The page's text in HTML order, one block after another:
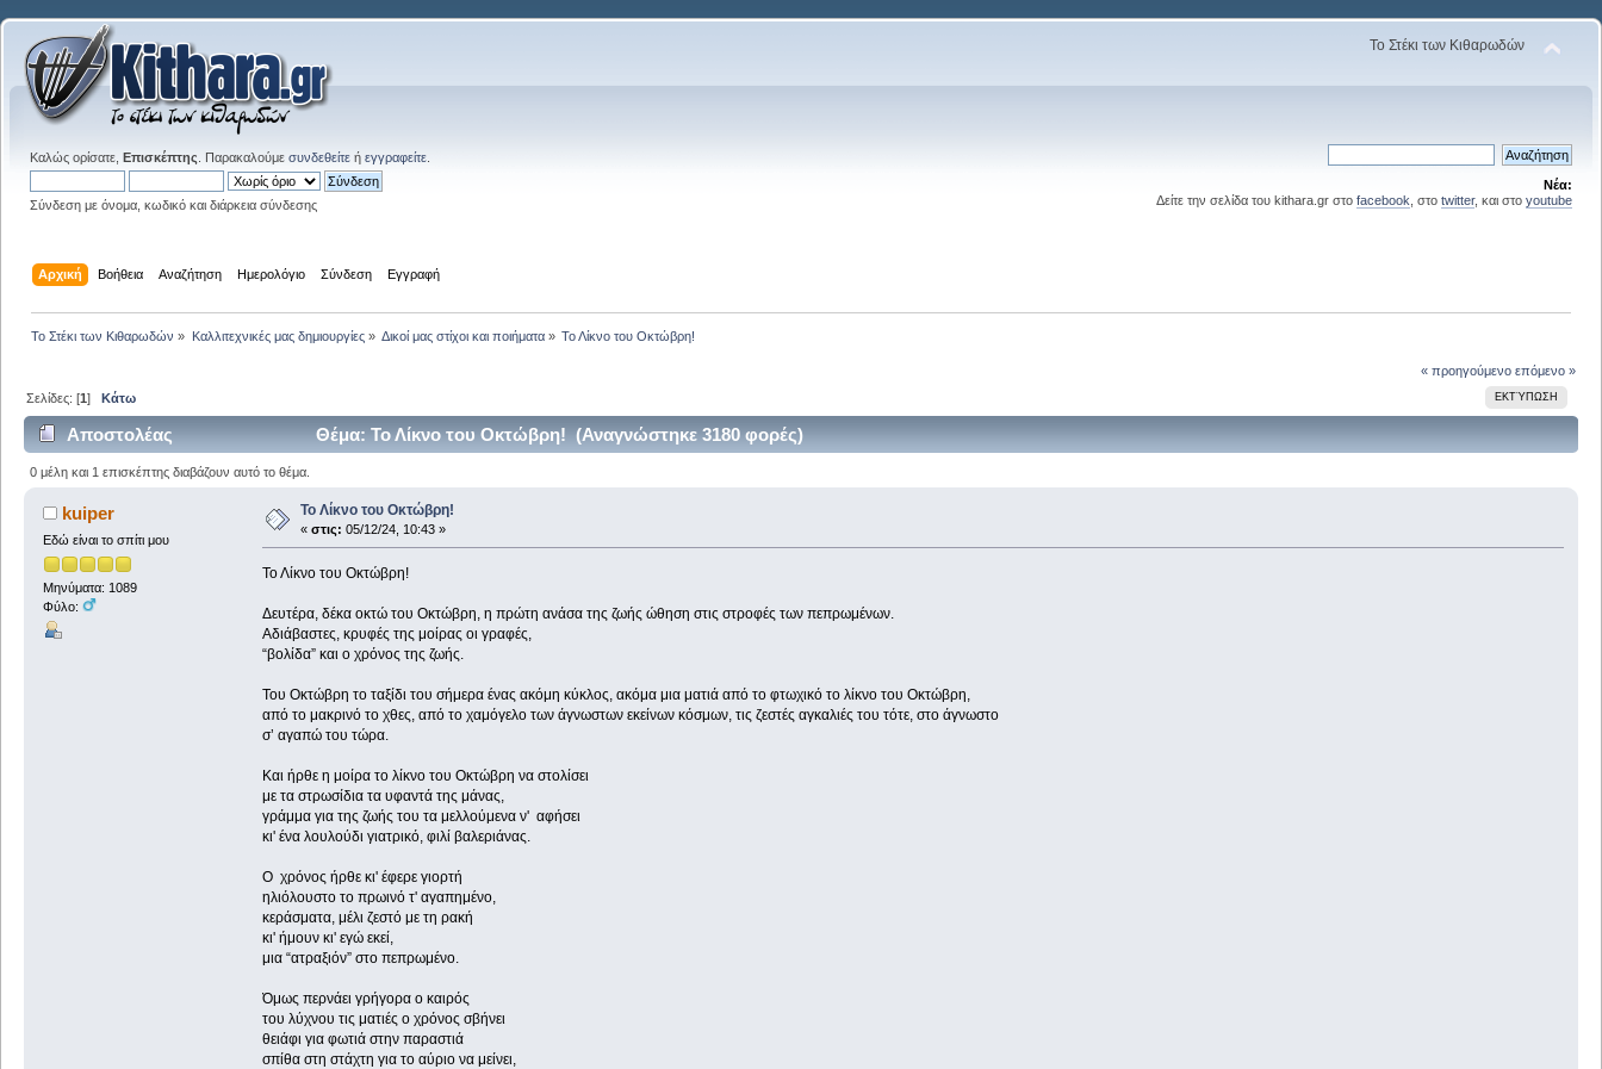
Το Στέκι των Κιθαρωδών
Καλώς ορίσατε, Επισκέπτης . Παρακαλούμε συνδεθείτε ή εγγραφείτε
Σύνδεση με όνομα, κωδικό και διάρκεια σύνδεσης
Νέα:
Δείτε την σελίδα του kithara.gr στο facebook , στο twitter, και στο youtube
Αρχική Βοήθεια Αναζήτηση Ημερολόγιο Σύνδεση Εγγραφή
Το Στέκι των Κιθαρωδών » Καλλιτεχνικές μας δημιουργίες» Δικοί μας στίχοι και ποιήματα» Το Λίκνο του Οκτώβρη!
« προηγούμενο επόμενο »
ΕΚΤΎΠΩΣΗ
Σελίδες: [1]Κάτω
Αποστολέας Θέμα: Το Λίκνο του Οκτώβρη! (Αναγνώστηκε 3180 φορές)
0 μέλη και 1 επισκέπτης διαβάζουν αυτό το θέμα.
kuiper
Εδώ είναι το σπίτι μου
Μηνύματα: 1089
Φύλο:
Το Λίκνο του Οκτώβρη!
« στις: 05/12/24, 10:43 »
Το Λίκνο του Οκτώβρη!
Δευτέρα, δέκα οκτώ του Οκτώβρη, η πρώτη ανάσα της ζωής ώθηση στις στροφές των πεπρωμένων.
Αδιάβαστες, κρυφές της μοίρας οι γραφές,
“βολίδα” και ο χρόνος της ζωής.
Του Οκτώβρη το ταξίδι του σήμερα ένας ακόμη κύκλος, ακόμα μια ματιά από το φτωχικό το λίκνο του Οκτώβρη,
από το μακρινό το χθες, από το χαμόγελο των άγνωστων εκείνων κόσμων, τις ζεστές αγκαλιές του τότε, στο άγνωστο
σ’ αγαπώ του τώρα.
Και ήρθε η μοίρα το λίκνο του Οκτώβρη να στολίσει
με τα στρωσίδια τα υφαντά της μάνας,
γράμμα για της ζωής του τα μελλούμενα ν' αφήσει
κι' ένα λουλούδι γιατρικό, φιλί βαλεριάνας.
Ο χρόνος ήρθε κι' έφερε γιορτή
ηλιόλουστο το πρωινό τ' αγαπημένο,
κεράσματα, μέλι ζεστό με τη ρακή
κι' ήμουν κι' εγώ εκεί,
μια “ατραξιόν” στο πεπρωμένο.
Όμως περνάει γρήγορα ο καιρός
του λύχνου τις ματιές ο χρόνος σβήνει
θειάφι για φωτιά στην παραστιά
σπίθα στη στάχτη για το αύριο να μείνει,